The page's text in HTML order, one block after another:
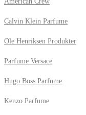
Calvin Klein Parfume
Ole Henriksen Produkter
Parfume Versace
Hugo Boss Parfume
Kenzo Parfume